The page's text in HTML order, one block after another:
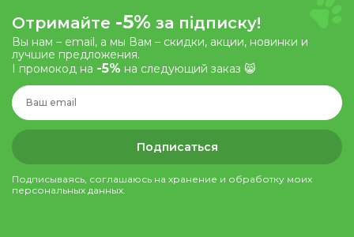
Отримайте -5% за підписку!
Вы нам – email, а мы Вам – скидки, акции, новинки и
лучшие предложения.
І промокод на -5% на следующий заказ 😸
Подписаться
Подписываясь, соглашаюсь на хранение и обработку моих
персональных данных.